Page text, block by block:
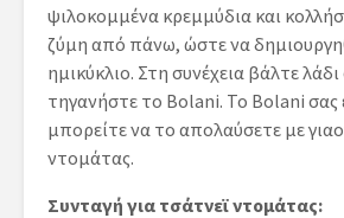
ψιλοκομμένα κρεμμύδια και
ζύμη από πάνω, ώστε να
ημικύκλιο. Στη συνέχεια βάλτε
τηγανήστε το Bolani. Το Bolani σας
μπορείτε να το απολαύσετε με
ντομάτας.
Συνταγή για τσάτνεϊ ντομάτας: